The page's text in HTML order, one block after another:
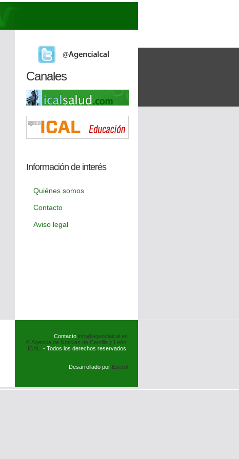
Canales
Información de interés
Quiénes somos
Contacto
Aviso legal
Contacto info@agenciaical.es
© Agencia de Noticias de Castilla y León,
ICAL.
- Todos los derechos reservados.
Desarrollado por Escrol